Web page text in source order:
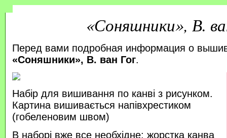
«Соняшники», В.
Перед вами подробная информация о
«Соняшники», В. ван Гог.
Набір для вишивання по канві з рисунком.
Картина вишивається напівхрестиком
(гобеленовим швом)
В наборі вже все необхідне: жорстка канва